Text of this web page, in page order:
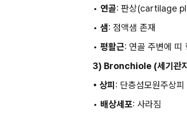
• 연골: 판상(cartilage
• 샘: 점액샘 존재
• 평활근: 연골 주변에 띠
3) Bronchiole (세기관지
• 상피 : 단층섬모원주상
• 배상세포: 사라짐